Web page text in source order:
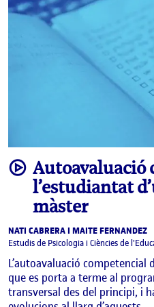
videoAutoavaluació
l’estudiantat
màster
NATI CABRERA I MAITE FERNANDEZ
Estudis de Psicologia i Ciències de
L’autoavaluació competencial
que es porta a terme al
transversal des del principi, i